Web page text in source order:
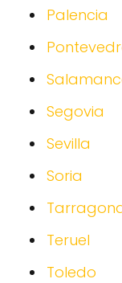
Palencia
Segovia
Sevilla
Soria
Teruel
Toledo